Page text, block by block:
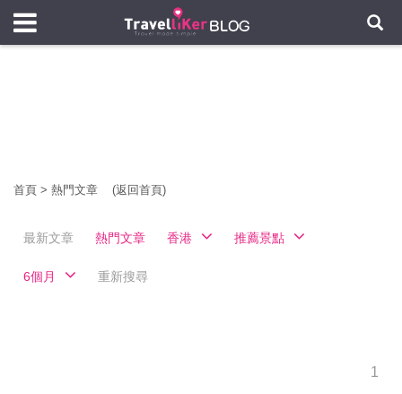
首頁 > 熱門文章 (返回首頁)
最新文章 熱門文章 香港 推薦景點
6個月 重新搜尋
1